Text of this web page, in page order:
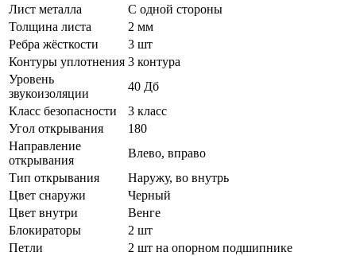
Лист металла
С одной стороны
Толщина листа
2 мм
Ребра жёсткости
3 шт
Контуры уплотнения 3 контура
Уровень
звукоизоляции
40 Дб
Класс безопасности
3 класс
Угол открывания
180
Направление
открывания
Влево, вправо
Тип открывания
Наружу, во внутрь
Цвет снаружи
Черный
Цвет внутри
Венге
Блокираторы
2 шт
Петли
2 шт на опорном подшипнике